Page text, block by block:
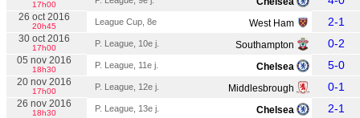
17h00
26 oct 2016
20h45 League Cup, 8e West Ham 2-1
30 oct 2016
17h00 P. League, 10e j. Southampton 0-2
05 nov 2016
18h30 P. League, 11e j. Chelsea 5-0
20 nov 2016
17h00 P. League, 12e j. Middlesbrough 0-1
26 nov 2016
18h30 P. League, 13e j. Chelsea 2-1